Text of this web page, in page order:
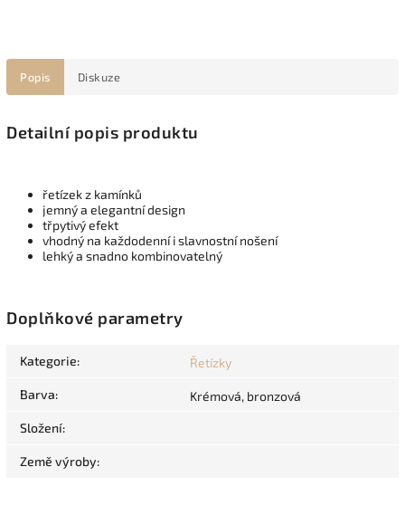
Popis Diskuze
Detailní popis produktu
řetízek z kamínků
jemný a elegantní design
třpytivý efekt
vhodný na každodenní i slavnostní nošení
lehký a snadno kombinovatelný
Doplňkové parametry
Kategorie: Řetízky
Barva: Krémová, bronzová
Složení:
Země výroby: